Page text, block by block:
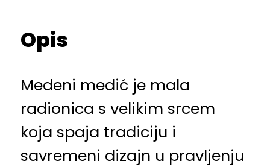
Opis
Medeni medić je mala
radionica s velikim srcem
koja spaja tradiciju i
savremeni dizajn u pravljenju